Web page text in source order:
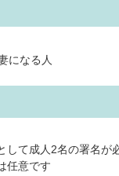
になる人
して成人2名の署名が
任意です